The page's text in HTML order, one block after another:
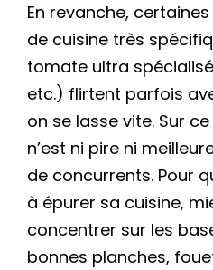
En revanche,
de cuisine très
tomate ultra
etc.) flirtent parfois
on se lasse vite. Sur
n’est ni pire ni
de concurrents. Pour
à épurer sa cuisine,
concentrer sur les
bonnes planches,